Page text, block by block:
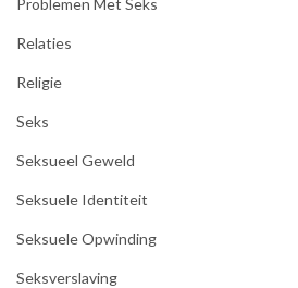
Problemen Met Seks
Relaties
Religie
Seks
Seksueel Geweld
Seksuele Identiteit
Seksuele Opwinding
Seksverslaving